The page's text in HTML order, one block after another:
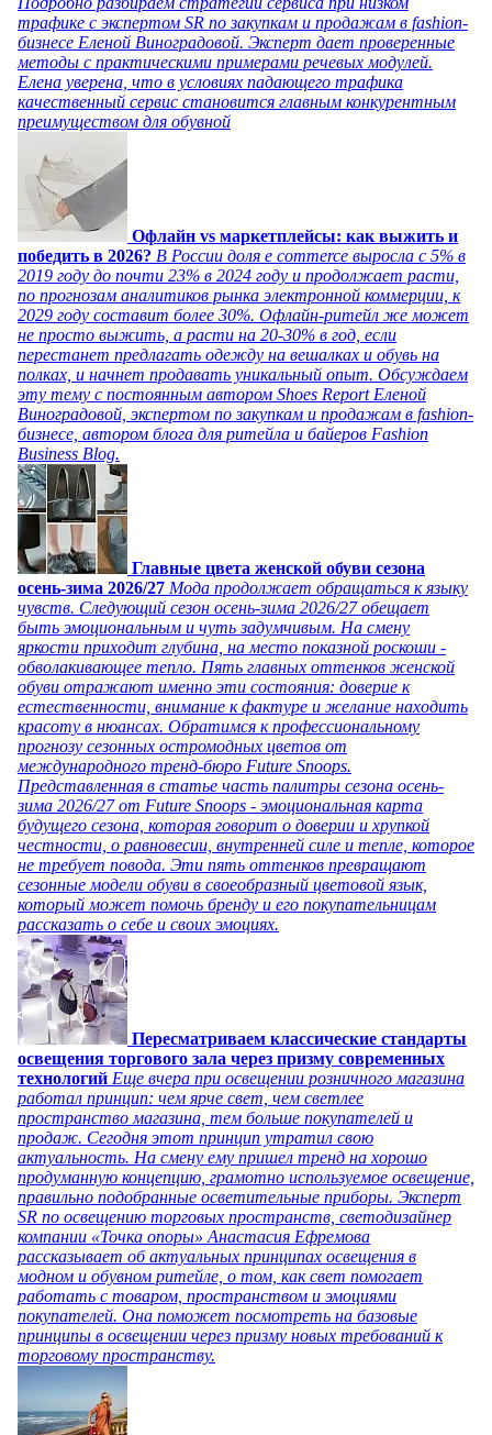
трафике с экспертом SR по закупкам и продажам в fashion-
бизнесе Еленой Виноградовой. Эксперт дает проверенные
методы с практическими примерами речевых модулей.
Елена уверена, что в условиях падающего трафика
качественный сервис становится главным конкурентным
преимуществом для обувной
Офлайн vs маркетплейсы: как выжить и
победить в 2026? В России доля e commerce выросла с 5% в
2019 году до почти 23% в 2024 году и продолжает расти,
по прогнозам аналитиков рынка электронной коммерции, к
2029 году составит более 30%. Офлайн-ритейл же может
не просто выжить, а расти на 20-30% в год, если
перестанет предлагать одежду на вешалках и обувь на
полках, и начнет продавать уникальный опыт. Обсуждаем
эту тему с постоянным автором Shoes Report Еленой
Виноградовой, экспертом по закупкам и продажам в fashion-
бизнесе, автором блога для ритейла и байеров Fashion
Business Blog.
Главные цвета женской обуви сезона
осень-зима 2026/27 Мода продолжает обращаться к языку
чувств. Следующий сезон осень-зима 2026/27 обещает
быть эмоциональным и чуть задумчивым. На смену
яркости приходит глубина, на место показной роскоши -
обволакивающее тепло. Пять главных оттенков женской
обуви отражают именно эти состояния: доверие к
естественности, внимание к фактуре и желание находить
красоту в нюансах. Обратимся к профессиональному
прогнозу сезонных остромодных цветов от
международного тренд-бюро Future Snoops.
Представленная в статье часть палитры сезона осень-
зима 2026/27 от Future Snoops - эмоциональная карта
будущего сезона, которая говорит о доверии и хрупкой
честности, о равновесии, внутренней силе и тепле, которое
не требует повода. Эти пять оттенков превращают
сезонные модели обуви в своеобразный цветовой язык,
который может помочь бренду и его покупательницам
рассказать о себе и своих эмоциях.
Пересматриваем классические стандарты
освещения торгового зала через призму современных
технологий Еще вчера при освещении розничного магазина
работал принцип: чем ярче свет, чем светлее
пространство магазина, тем больше покупателей и
продаж. Сегодня этот принцип утратил свою
актуальность. На смену ему пришел тренд на хорошо
продуманную концепцию, грамотно используемое освещение,
правильно подобранные осветительные приборы. Эксперт
SR по освещению торговых пространств, светодизайнер
компании «Точка опоры» Анастасия Ефремова
рассказывает об актуальных принципах освещения в
модном и обувном ритейле, о том, как свет помогает
работать с товаром, пространством и эмоциями
покупателей. Она поможет посмотреть на базовые
принципы в освещении через призму новых требований к
торговому пространству.